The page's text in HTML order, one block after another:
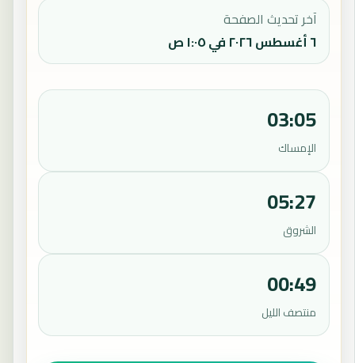
آخر تحديث الصفحة
٦ أغسطس ٢٠٢٦ في ١:٠٥ ص
03:05
الإمساك
05:27
الشروق
00:49
منتصف الليل